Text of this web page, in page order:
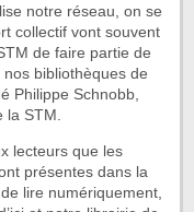
notre réseau, on se
collectif vont souvent
de faire partie de
bibliothèques de
Philippe Schnobb,
la STM.
lecteurs que les
présentes dans la
lire numériquement,